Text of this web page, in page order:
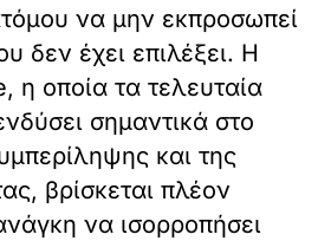
να μην εκπροσωπεί
δεν έχει επιλέξει. Η
η οποία τα τελευταία
σημαντικά στο
και της
βρίσκεται πλέον
να ισορροπήσει